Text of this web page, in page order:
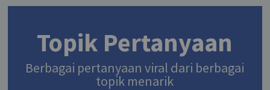
Topik Pertanyaan
Berbagai pertanyaan viral dari berbagai
topik menarik